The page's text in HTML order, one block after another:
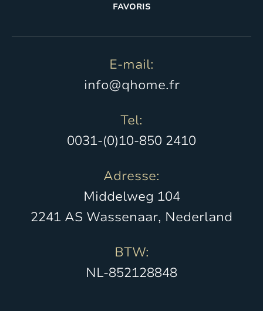
FAVORIS
E-mail:
info@qhome.fr
Tel:
0031-(0)10-850 2410
Adresse:
Middelweg 104
2241 AS Wassenaar, Nederland
BTW:
NL-852128848